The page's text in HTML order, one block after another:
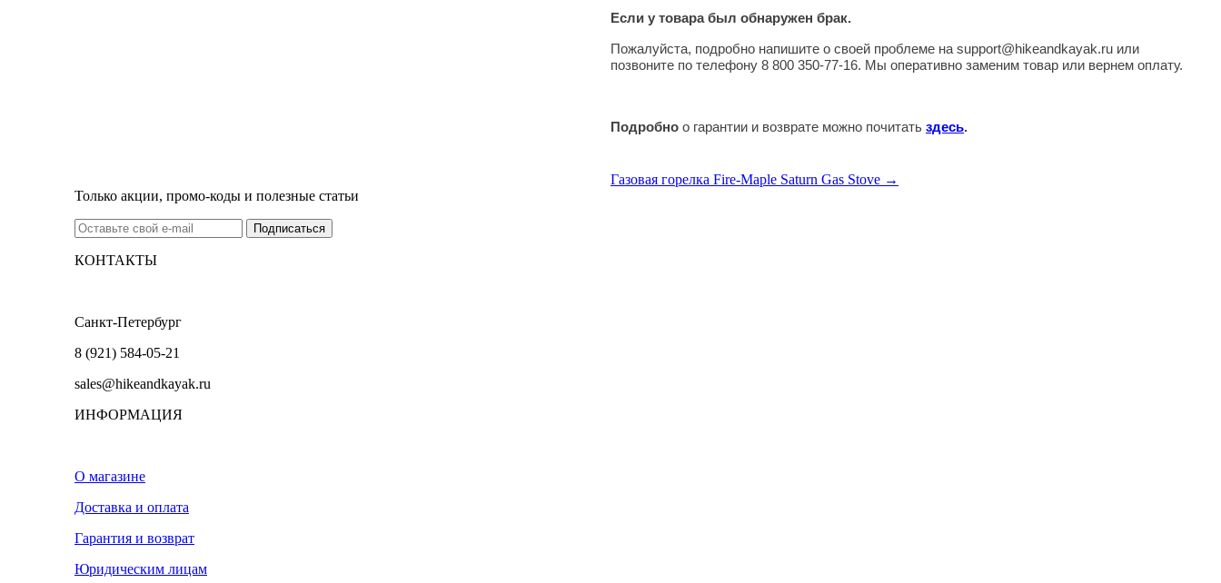
Если у товара был обнаружен брак.
Пожалуйста, подробно напишите о своей проблеме на support@hikeandkayak.ru или
позвоните по телефону 8 800 350-77-16. Мы оперативно заменим товар или вернем оплату.
Подробно о гарантии и возврате можно почитать здесь.
Газовая горелка Fire-Maple Saturn Gas Stove →
Только акции, промо-коды и полезные статьи
КОНТАКТЫ
Санкт-Петербург
8 (921) 584-05-21
sales@hikeandkayak.ru
ИНФОРМАЦИЯ
О магазине
Доставка и оплата
Гарантия и возврат
Юридическим лицам